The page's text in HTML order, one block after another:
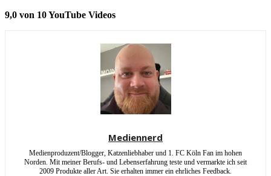
9,0 von 10 YouTube Videos
Mediennerd
Medienproduzent/Blogger, Katzenliebhaber und 1. FC Köln Fan im hohen
Norden. Mit meiner Berufs- und Lebenserfahrung teste und vermarkte ich seit
2009 Produkte aller Art. Sie erhalten immer ein ehrliches Feedback.